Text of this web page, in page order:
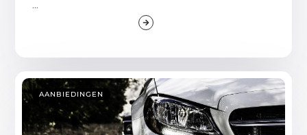
...
AANBIEDINGEN